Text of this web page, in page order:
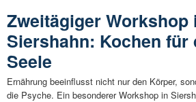
Zweitägiger Workshop
Siershahn: Kochen für
Seele
Ernährung beeinflusst nicht nur den Körper,
die Psyche. Ein besonderer Workshop in